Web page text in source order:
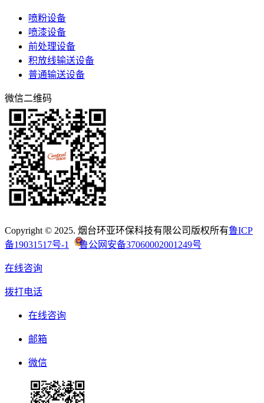
喷粉设备
喷漆设备
前处理设备
积放线输送设备
普通输送设备
微信二维码
Copyright © 2025. 烟台环亚环保科技有限公司版权所有鲁ICP
备19031517号-1
鲁公网安备37060002001249号
在线咨询
拨打电话
在线咨询
邮箱
微信